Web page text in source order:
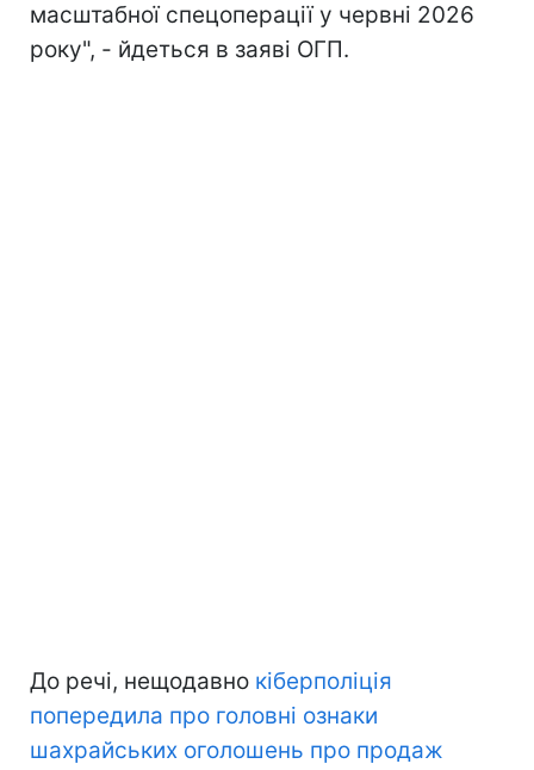
масштабної спецоперації у червні 2026
року", - йдеться в заяві ОГП.
До речі, нещодавно кіберполіція
попередила про головні ознаки
шахрайських оголошень про продаж